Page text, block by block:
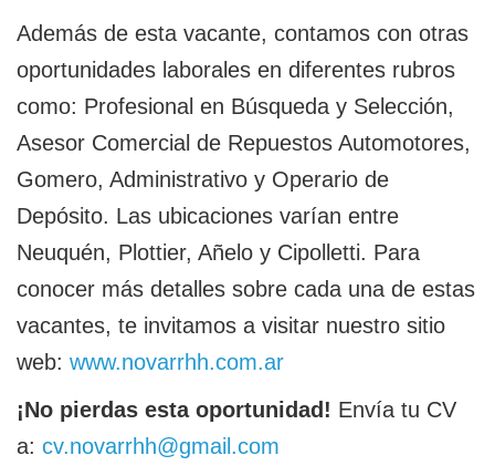
Además de esta vacante, contamos con otras
oportunidades laborales en diferentes rubros
como: Profesional en Búsqueda y Selección,
Asesor Comercial de Repuestos Automotores,
Gomero, Administrativo y Operario de
Depósito. Las ubicaciones varían entre
Neuquén, Plottier, Añelo y Cipolletti. Para
conocer más detalles sobre cada una de estas
vacantes, te invitamos a visitar nuestro sitio
web: www.novarrhh.com.ar
¡No pierdas esta oportunidad! Envía tu CV
a: cv.novarrhh@gmail.com